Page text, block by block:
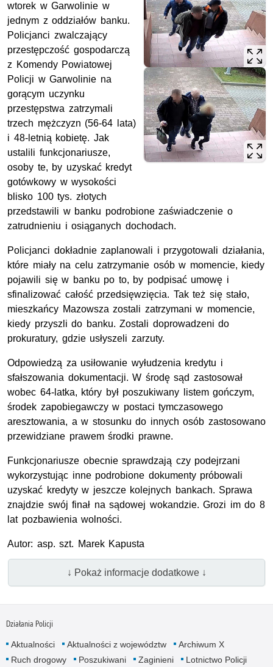
wtorek w Garwolinie w
jednym z oddziałów banku.
Policjanci zwalczający
przestępczość gospodarczą
z Komendy Powiatowej
Policji w Garwolinie na
gorącym uczynku
przestępstwa zatrzymali
trzech mężczyzn (56-64 lata)
i 48-letnią kobietę. Jak
ustalili funkcjonariusze,
osoby te, by uzyskać kredyt
gotówkowy w wysokości
blisko 100 tys. złotych
przedstawili w banku podrobione zaświadczenie o
zatrudnieniu i osiąganych dochodach.
Policjanci dokładnie zaplanowali i przygotowali działania,
które miały na celu zatrzymanie osób w momencie, kiedy
pojawili się w banku po to, by podpisać umowę i
sfinalizować całość przedsięwzięcia. Tak też się stało,
mieszkańcy Mazowsza zostali zatrzymani w momencie,
kiedy przyszli do banku. Zostali doprowadzeni do
prokuratury, gdzie usłyszeli zarzuty.
Odpowiedzą za usiłowanie wyłudzenia kredytu i
sfałszowania dokumentacji. W środę sąd zastosował
wobec 64-latka, który był poszukiwany listem gończym,
środek zapobiegawczy w postaci tymczasowego
aresztowania, a w stosunku do innych osób zastosowano
przewidziane prawem środki prawne.
Funkcjonariusze obecnie sprawdzają czy podejrzani
wykorzystując inne podrobione dokumenty próbowali
uzyskać kredyty w jeszcze kolejnych bankach. Sprawa
znajdzie swój finał na sądowej wokandzie. Grozi im do 8
lat pozbawienia wolności.
Autor: asp. szt. Marek Kapusta
↓ Pokaż informacje dodatkowe ↓
Działania Policji
Aktualności Aktualności z województw
Archiwum X
Ruch drogowy
Poszukiwani Zaginieni
Lotnictwo Policji